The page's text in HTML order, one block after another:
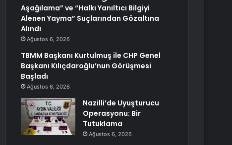
Aşağılama” ve “Halkı Yanıltıcı Bilgiyi
Alenen Yayma” Suçlarından Gözaltına
Alındı
Ağustos 6, 2026
TBMM Başkanı Kurtulmuş ile CHP Genel
Başkanı Kılıçdaroğlu’nun Görüşmesi
Başladı
Ağustos 6, 2026
Nazilli’de Uyuşturucu
Operasyonu: Bir
Tutuklama
Ağustos 6, 2026